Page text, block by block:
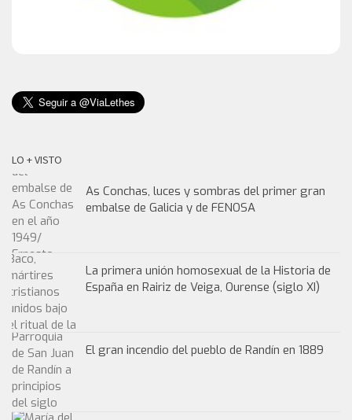
LO + VISTO
As Conchas, luces y sombras del primer gran
embalse de Galicia y de FENOSA
La primera unión homosexual de la Historia de
España en Rairiz de Veiga, Ourense (siglo XI)
El gran incendio del pueblo de Randín en 1889